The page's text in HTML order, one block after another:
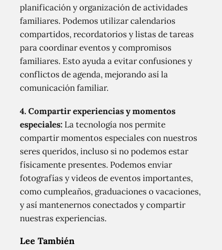
planificación y organización de actividades
familiares. Podemos utilizar calendarios
compartidos, recordatorios y listas de tareas
para coordinar eventos y compromisos
familiares. Esto ayuda a evitar confusiones y
conflictos de agenda, mejorando así la
comunicación familiar.
4. Compartir experiencias y momentos
especiales: La tecnología nos permite
compartir momentos especiales con nuestros
seres queridos, incluso si no podemos estar
físicamente presentes. Podemos enviar
fotografías y videos de eventos importantes,
como cumpleaños, graduaciones o vacaciones,
y así mantenernos conectados y compartir
nuestras experiencias.
Lee También